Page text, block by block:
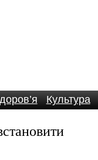
Культура